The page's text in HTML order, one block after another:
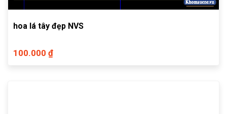
hoa lá tây đẹp NVS
100.000 ₫